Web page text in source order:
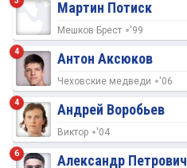
Мартин Потиск
Мешков Брест '99
4 Антон Аксюков
Чеховские медведи '06
4 Андрей Воробьев
Виктор '04
6 Александр Петрович